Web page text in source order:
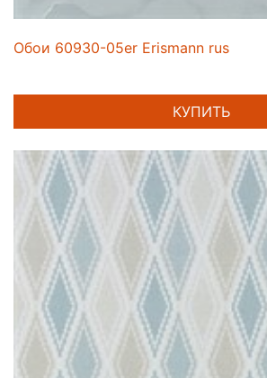
Обои 60930-05er Erismann rus
КУПИТЬ